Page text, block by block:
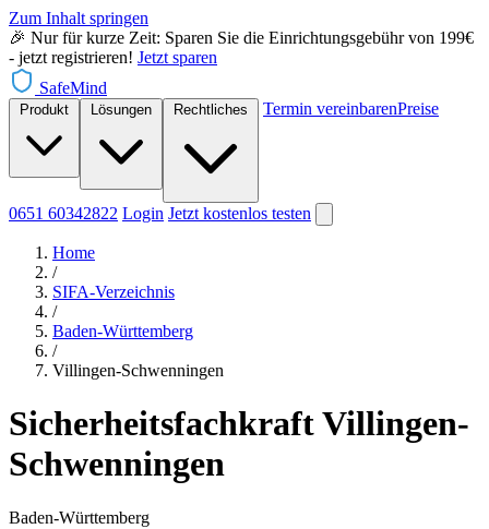
Zum Inhalt springen
🎉 Nur für kurze Zeit: Sparen Sie die Einrichtungsgebühr von 199€
- jetzt registrieren! Jetzt sparen
SafeMind
Termin vereinbarenPreise
0651 60342822 Login Jetzt kostenlos testen
Home
/
SIFA-Verzeichnis
/
Baden-Württemberg
/
Villingen-Schwenningen
Sicherheitsfachkraft Villingen-
Schwenningen
Baden-Württemberg